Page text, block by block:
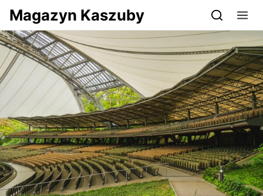
Przejdź do serwisu magazynkaszuby.pl
Magazyn Kaszuby